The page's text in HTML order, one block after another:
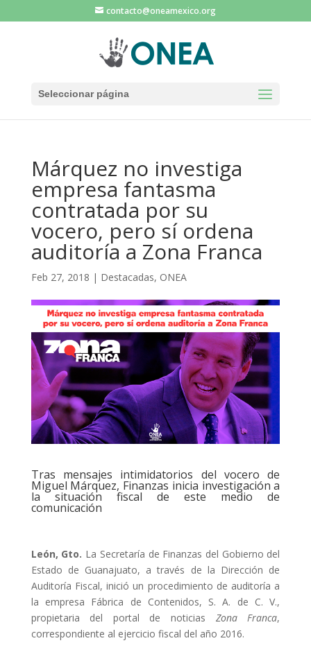
contacto@oneamexico.org
Seleccionar página
Márquez no investiga
empresa fantasma
contratada por su
vocero, pero sí ordena
auditoría a Zona Franca
Feb 27, 2018 | Destacadas, ONEA
Tras mensajes intimidatorios del vocero de
Miguel Márquez, Finanzas inicia investigación a
la situación fiscal de este medio de
comunicación
León, Gto. La Secretaría de Finanzas del Gobierno del
Estado de Guanajuato, a través de la Dirección de
Auditoría Fiscal, inició un procedimiento de auditoría a
la empresa Fábrica de Contenidos, S. A. de C. V.,
propietaria del portal de noticias Zona Franca,
correspondiente al ejercicio fiscal del año 2016.